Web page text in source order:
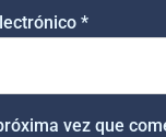
*
vez que